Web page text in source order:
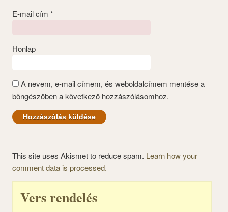
E-mail cím *
Honlap
A nevem, e-mail címem, és weboldalcímem mentése a
böngészőben a következő hozzászólásomhoz.
This site uses Akismet to reduce spam. Learn how your
comment data is processed.
Vers rendelés